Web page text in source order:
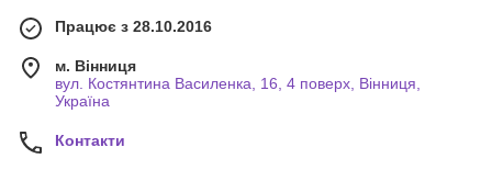
Працює з 28.10.2016
м. Вінниця
вул. Костянтина Василенка, 16, 4 поверх, Вінниця,
Україна
Контакти